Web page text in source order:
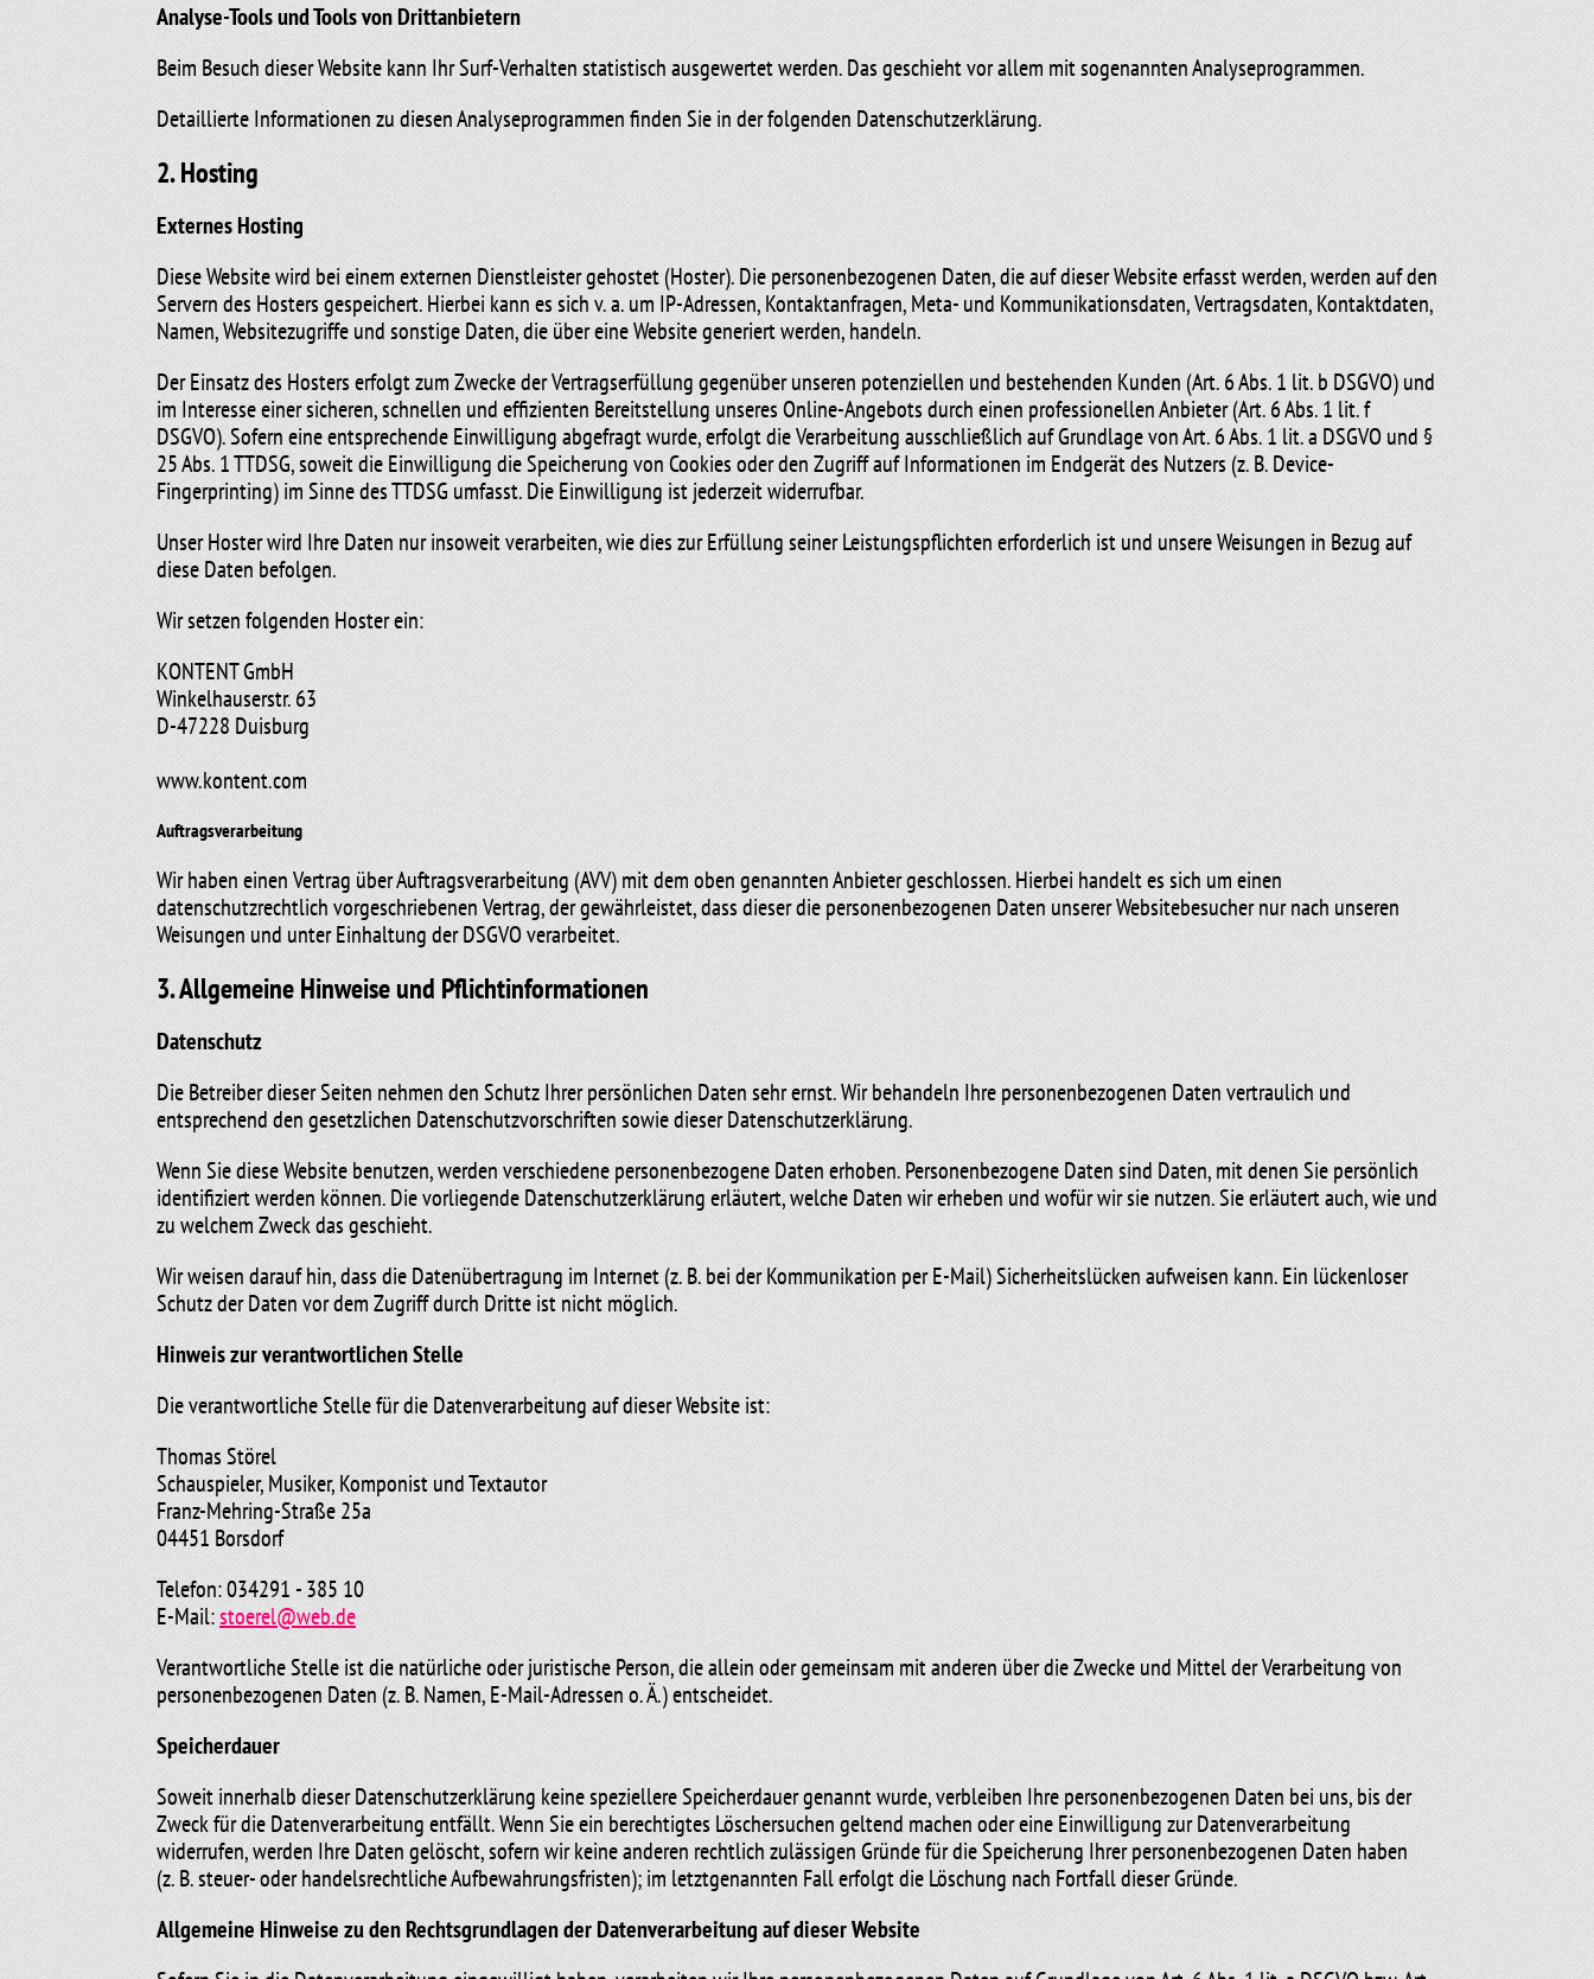
Analyse-Tools und Tools von Dritt­anbietern
Beim Besuch dieser Website kann Ihr Surf-Verhalten statistisch ausgewertet werden. Das geschieht vor allem mit sogenannten Analyseprogrammen.
Detaillierte Informationen zu diesen Analyseprogrammen finden Sie in der folgenden Datenschutzerklärung.
2. Hosting
Externes Hosting
Diese Website wird bei einem externen Dienstleister gehostet (Hoster). Die personenbezogenen Daten, die auf dieser Website erfasst werden, werden auf den
Servern des Hosters gespeichert. Hierbei kann es sich v. a. um IP-Adressen, Kontaktanfragen, Meta- und Kommunikationsdaten, Vertragsdaten, Kontaktdaten,
Namen, Websitezugriffe und sonstige Daten, die über eine Website generiert werden, handeln.
Der Einsatz des Hosters erfolgt zum Zwecke der Vertragserfüllung gegenüber unseren potenziellen und bestehenden Kunden (Art. 6 Abs. 1 lit. b DSGVO) und
im Interesse einer sicheren, schnellen und effizienten Bereitstellung unseres Online-Angebots durch einen professionellen Anbieter (Art. 6 Abs. 1 lit. f
DSGVO). Sofern eine entsprechende Einwilligung abgefragt wurde, erfolgt die Verarbeitung ausschließlich auf Grundlage von Art. 6 Abs. 1 lit. a DSGVO und §
25 Abs. 1 TTDSG, soweit die Einwilligung die Speicherung von Cookies oder den Zugriff auf Informationen im Endgerät des Nutzers (z. B. Device-
Fingerprinting) im Sinne des TTDSG umfasst. Die Einwilligung ist jederzeit widerrufbar.
Unser Hoster wird Ihre Daten nur insoweit verarbeiten, wie dies zur Erfüllung seiner Leistungspflichten erforderlich ist und unsere Weisungen in Bezug auf
diese Daten befolgen.
Wir setzen folgenden Hoster ein:
KONTENT GmbH
Winkelhauserstr. 63
D-47228 Duisburg
www.kontent.com
Auftragsverarbeitung
Wir haben einen Vertrag über Auftragsverarbeitung (AVV) mit dem oben genannten Anbieter geschlossen. Hierbei handelt es sich um einen
datenschutzrechtlich vorgeschriebenen Vertrag, der gewährleistet, dass dieser die personenbezogenen Daten unserer Websitebesucher nur nach unseren
Weisungen und unter Einhaltung der DSGVO verarbeitet.
3. Allgemeine Hinweise und Pflicht­informationen
Datenschutz
Die Betreiber dieser Seiten nehmen den Schutz Ihrer persönlichen Daten sehr ernst. Wir behandeln Ihre personenbezogenen Daten vertraulich und
entsprechend den gesetzlichen Datenschutzvorschriften sowie dieser Datenschutzerklärung.
Wenn Sie diese Website benutzen, werden verschiedene personenbezogene Daten erhoben. Personenbezogene Daten sind Daten, mit denen Sie persönlich
identifiziert werden können. Die vorliegende Datenschutzerklärung erläutert, welche Daten wir erheben und wofür wir sie nutzen. Sie erläutert auch, wie und
zu welchem Zweck das geschieht.
Wir weisen darauf hin, dass die Datenübertragung im Internet (z. B. bei der Kommunikation per E-Mail) Sicherheitslücken aufweisen kann. Ein lückenloser
Schutz der Daten vor dem Zugriff durch Dritte ist nicht möglich.
Hinweis zur verantwortlichen Stelle
Die verantwortliche Stelle für die Datenverarbeitung auf dieser Website ist:
Thomas Störel
Schauspieler, Musiker, Komponist und Textautor
Franz-Mehring-Straße 25a
04451 Borsdorf
Telefon: 034291 - 385 10
E-Mail:stoerel@web.de
Verantwortliche Stelle ist die natürliche oder juristische Person, die allein oder gemeinsam mit anderen über die Zwecke und Mittel der Verarbeitung von
personenbezogenen Daten (z. B. Namen, E-Mail-Adressen o. Ä.) entscheidet.
Speicherdauer
Soweit innerhalb dieser Datenschutzerklärung keine speziellere Speicherdauer genannt wurde, verbleiben Ihre personenbezogenen Daten bei uns, bis der
Zweck für die Datenverarbeitung entfällt. Wenn Sie ein berechtigtes Löschersuchen geltend machen oder eine Einwilligung zur Datenverarbeitung
widerrufen, werden Ihre Daten gelöscht, sofern wir keine anderen rechtlich zulässigen Gründe für die Speicherung Ihrer personenbezogenen Daten haben
(z. B. steuer- oder handelsrechtliche Aufbewahrungsfristen); im letztgenannten Fall erfolgt die Löschung nach Fortfall dieser Gründe.
Allgemeine Hinweise zu den Rechtsgrundlagen der Datenverarbeitung auf dieser Website